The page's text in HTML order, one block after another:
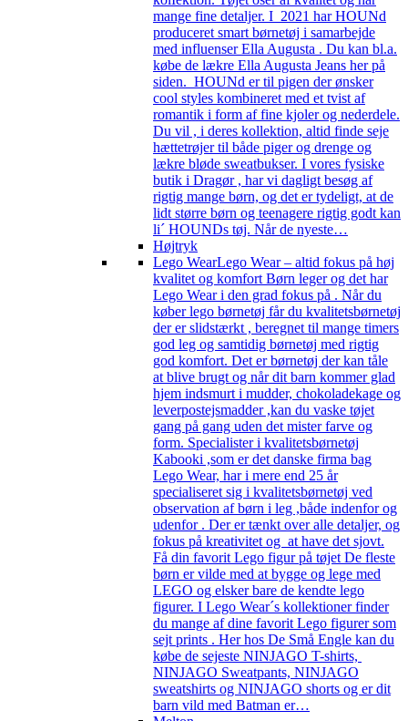
mange fine detaljer. I 2021 har HOUNd
produceret smart børnetøj i samarbejde
med influenser Ella Augusta . Du kan bl.a.
købe de lækre Ella Augusta Jeans her på
siden. HOUNd er til pigen der ønsker
cool styles kombineret med et tvist af
romantik i form af fine kjoler og nederdele.
Du vil , i deres kollektion, altid finde seje
hættetrøjer til både piger og drenge og
lækre bløde sweatbukser. I vores fysiske
butik i Dragør , har vi dagligt besøg af
rigtig mange børn, og det er tydeligt, at de
lidt større børn og teenagere rigtig godt kan
li´ HOUNDs tøj. Når de nyeste…
Højtryk
Lego WearLego Wear – altid fokus på høj
kvalitet og komfort Børn leger og det har
Lego Wear i den grad fokus på . Når du
køber lego børnetøj får du kvalitetsbørnetøj
der er slidstærkt , beregnet til mange timers
god leg og samtidig børnetøj med rigtig
god komfort. Det er børnetøj der kan tåle
at blive brugt og når dit barn kommer glad
hjem indsmurt i mudder, chokoladekage og
leverpostejsmadder ,kan du vaske tøjet
gang på gang uden det mister farve og
form. Specialister i kvalitetsbørnetøj
Kabooki ,som er det danske firma bag
Lego Wear, har i mere end 25 år
specialiseret sig i kvalitetsbørnetøj ved
observation af børn i leg ,både indenfor og
udenfor . Der er tænkt over alle detaljer, og
fokus på kreativitet og at have det sjovt.
Få din favorit Lego figur på tøjet De fleste
børn er vilde med at bygge og lege med
LEGO og elsker bare de kendte lego
figurer. I Lego Wear´s kollektioner finder
du mange af dine favorit Lego figurer som
sejt prints . Her hos De Små Engle kan du
købe de sejeste NINJAGO T-shirts,
NINJAGO Sweatpants, NINJAGO
sweatshirts og NINJAGO shorts og er dit
barn vild med Batman er…